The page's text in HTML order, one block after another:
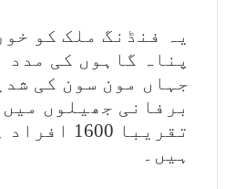
یہ فنڈنگ ملک کو
پناہ گاہوں کی مدد
جہاں مون سون کی
برفانی جھیلوں
ہیں۔